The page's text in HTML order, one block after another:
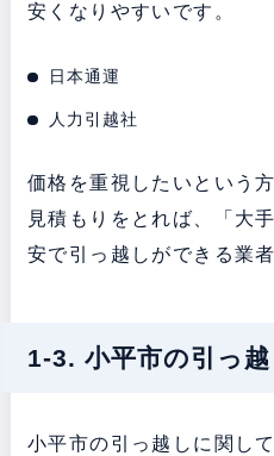
安くなりやすいです。
日本通運
人力引越社
価格を重視したいという
見積もりをとれば、「大
安で引っ越しができる業
1-3. 小平市の引っ
小平市の引っ越しに関し